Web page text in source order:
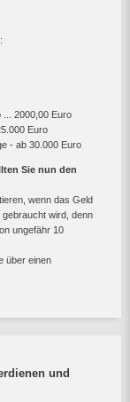
... 2000,00 Euro
Euro
- ab 30.000 Euro
Sie nun den
wenn das Geld
wird, denn
ungefähr 10
über einen
und